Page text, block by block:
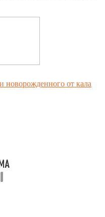
новорожденного от кала